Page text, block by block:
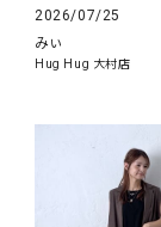
2026/07/25
みぃ
Hug Hug 大村店